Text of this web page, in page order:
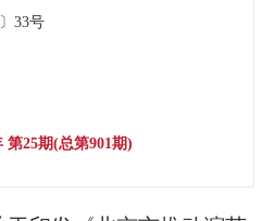
题公开
33号
第25期(总第901期)